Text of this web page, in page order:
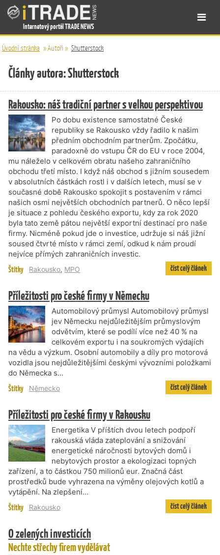
Internetový portál TRADE NEWS
Úvodní stránka »Autoři » Shutterstock
Články autora: Shutterstock
Rakousko: náš tradiční partner s velkou perspektivou
Po dobu existence samostatné České
republiky se Rakousko vždy řadilo k našim
předním obchodním partnerům. Zpočátku,
paradoxně do vstupu ČR do EU v roce 2004,
mu náleželo v celkovém obratu našeho zahraničního
obchodu třetí místo. I když náš obchod s jižním sousedem
v absolutních částkách rostl i v dalších letech, musí se v
současné době Rakousko spokojit s postavením v rámci
našich osmi největších obchodních partnerů. O něco lepší
je situace z pohledu českého exportu, kdy za rok 2020
byla tato země pátou největší exportní destinací pro naše
firmy. Nicméně pokud jde o investice, udržuje si náš jižní
soused čtvrté místo v rámci zemí, odkud k nám proudí
nejvíce přímých zahraničních investic.
Štítky Rakousko, MPO číst celý článek
Příležitosti pro české firmy v Německu
Automobilový průmysl Automobilový průmysl
jev Německu nejdůležitějším průmyslovým
odvětvím, které se podílí více než 40 % na
celkovém exportu i na soukromých výdajích
na vědu a výzkum. Osobní automobily a díly pro motorová
vozidla jsou nejdůležitějšími českými vývozními položkami
do Německa s…
Štítky Německo číst celý článek
Příležitosti pro české firmy v Rakousku
Energetika V příštích dvou letech podpoří
rakouská vláda zateplování a snižování
energetické náročnosti bytových domů i
nebytových prostor a ekologizaci topných
zařízení, a to částkou 750 milionů eur. Značná část
prostředků bude vyhrazena na výměny olejových kotlů a
vytápění. Na zlepšení…
Štítky Rakousko číst celý článek
O zelených investicích
Nechte střechy firem vydělávat